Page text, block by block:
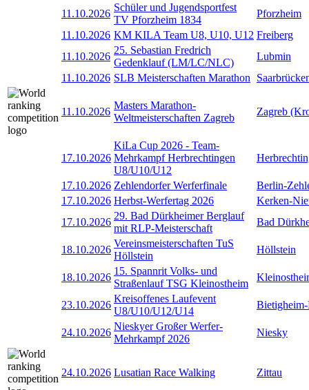
11.10.2026
Schüler und Jugendsportfest
TV Pforzheim 1834
Pforzheim
11.10.2026 KM KILA Team U8, U10, U12 Freiberg
11.10.2026
25. Sebastian Fredrich
Gedenklauf (LM/LC/NLC)
Lubmin
11.10.2026 SLB Meisterschaften Marathon
11.10.2026
Masters Marathon-
Weltmeisterschaften Zagreb
Zagreb
17.10.2026
KiLa Cup 2026 - Team-
Mehrkampf Herbrechtingen
U8/U10/U12
17.10.2026 Zehlendorfer Werferfinale
Berlin-
17.10.2026 Herbst-Werfertag 2026
Kerken-
17.10.2026
29. Bad Dürkheimer Berglauf
mit RLP-Meisterschaft
Bad
18.10.2026
Vereinsmeisterschaften TuS
Höllstein
Höllstein
18.10.2026
15. Spannrit Volks- und
Straßenlauf TSG Kleinostheim
23.10.2026
Kreisoffenes Laufevent
U8/U10/U12/U14
24.10.2026
Nieskyer Großer Werfer-
Mehrkampf 2026
Niesky
24.10.2026 Lusatian Race Walking Zittau